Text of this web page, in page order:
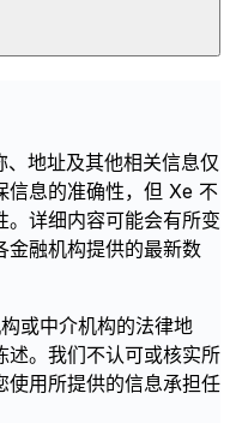
地址及其他相关信息仅
信息的准确性，但 Xe 不
。详细内容可能会有所变
金融机构提供的最新数
或中介机构的法律地
述。我们不认可或核实所
使用所提供的信息承担任